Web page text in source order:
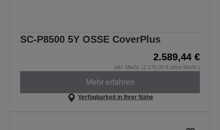
SC-P8500 5Y OSSE CoverPlus
2.589,44 €
inkl. MwSt. (2.176,00 € ohne MwSt.)
Mehr erfahren
Verfügbarkeit in Ihrer Nähe